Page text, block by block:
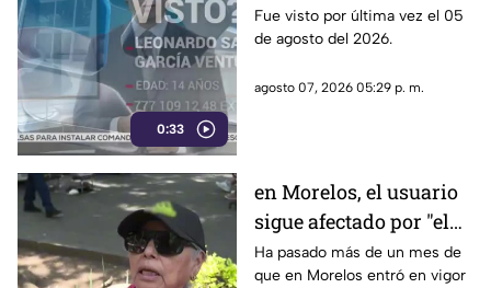
0:33
desaparecido en
Cuernavaca
Fue visto por última vez el 05
de agosto del 2026.
agosto 07, 2026 05:29 p. m.
en Morelos, el usuario
sigue afectado por "el
tarifazo"
Ha pasado más de un mes de
que en Morelos entró en vigor